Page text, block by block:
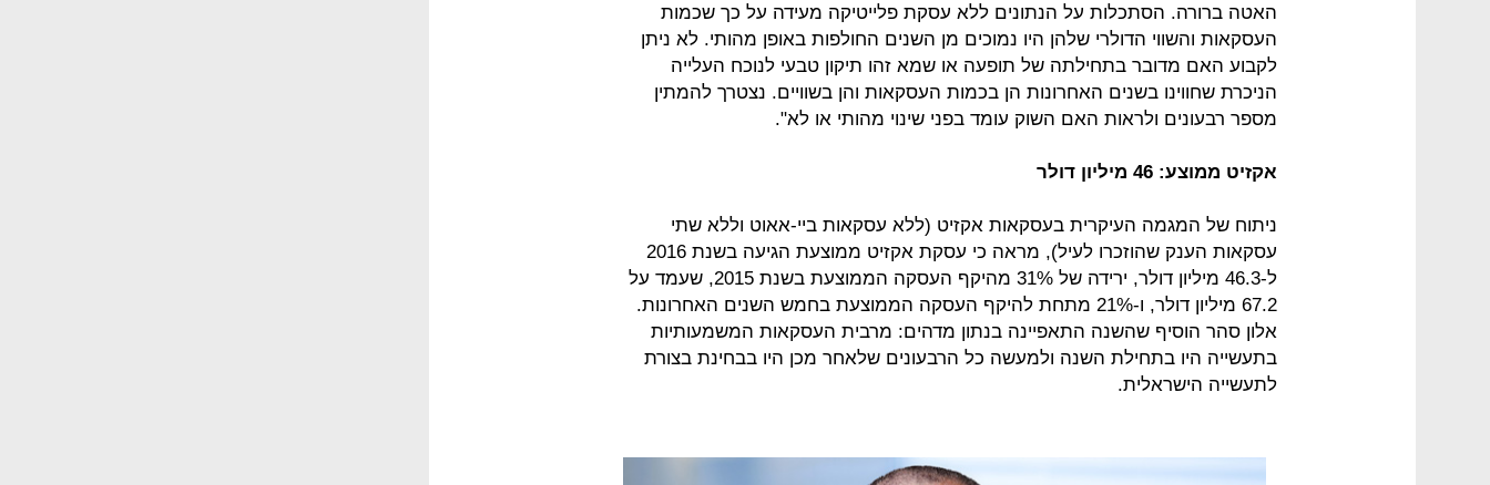
האטה ברורה. הסתכלות על הנתונים ללא עסקת פלייטיקה מעידה על כך שכמות
העסקאות והשווי הדולרי שלהן היו נמוכים מן השנים החולפות באופן מהותי. לא ניתן
לקבוע האם מדובר בתחילתה של תופעה או שמא זהו תיקון טבעי לנוכח העלייה
הניכרת שחווינו בשנים האחרונות הן בכמות העסקאות והן בשוויים. נצטרך להמתין
מספר רבעונים ולראות האם השוק עומד בפני שינוי מהותי או לא".
אקזיט ממוצע: 46 מיליון דולר
ניתוח של המגמה העיקרית בעסקאות אקזיט (ללא עסקאות ביי-אאוט וללא שתי
עסקאות הענק שהוזכרו לעיל), מראה כי עסקת אקזיט ממוצעת הגיעה בשנת 2016
ל-46.3 מיליון דולר, ירידה של 31% מהיקף העסקה הממוצעת בשנת 2015, שעמד על
67.2 מיליון דולר, ו-21% מתחת להיקף העסקה הממוצעת בחמש השנים האחרונות.
אלון סהר הוסיף שהשנה התאפיינה בנתון מדהים: מרבית העסקאות המשמעותיות
בתעשייה היו בתחילת השנה ולמעשה כל הרבעונים שלאחר מכן היו בבחינת בצורת
לתעשייה הישראלית.